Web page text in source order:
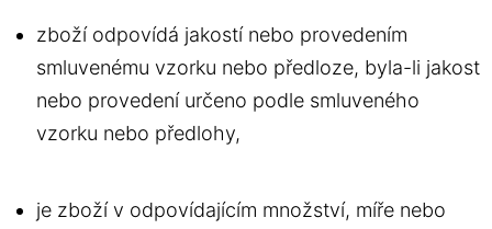
zboží odpovídá jakostí nebo provedením
smluvenému vzorku nebo předloze, byla-li jakost
nebo provedení určeno podle smluveného
vzorku nebo předlohy,
je zboží v odpovídajícím množství, míře nebo